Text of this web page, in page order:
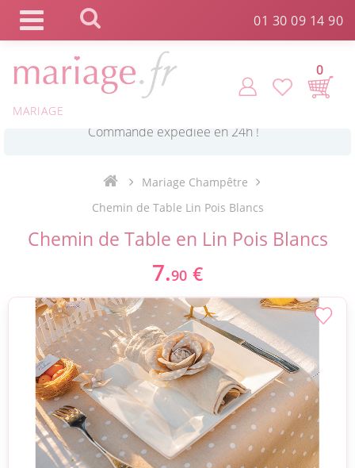
01 30 09 14 90
MARIAGE
0
Commande expédiée en 24h !
Livraison point relais gratuit dès 89 € !*
Payez votre commande en 4X sans frais*
Mariage Champêtre
Chemin de Table Lin Pois Blancs
Chemin de Table en Lin Pois Blancs
7.90 €
Panneau de gestion des cookies